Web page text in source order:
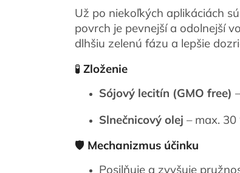
Už po niekoľkých aplikáciách
povrch je pevnejší a odolnejší
dlhšiu zelenú fázu a lepšie
🧪 Zloženie
Sójový lecitín (GMO free)
Slnečnicový olej – max. 30
🛡️ Mechanizmus účinku
Posilňuje a zvyšuje